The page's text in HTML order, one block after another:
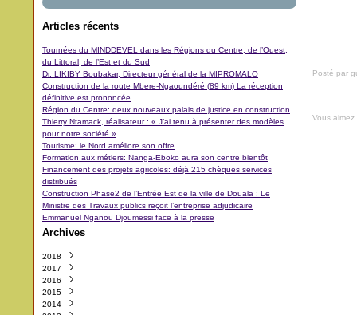
Articles récents
Tournées du MINDDEVEL dans les Régions du Centre, de l’Ouest,
du Littoral, de l’Est et du Sud
Dr. LIKIBY Boubakar, Directeur général de la MIPROMALO
Construction de la route Mbere-Ngaoundéré (89 km) La réception
définitive est prononcée
Région du Centre: deux nouveaux palais de justice en construction
Thierry Ntamack, réalisateur : « J’ai tenu à présenter des modèles
pour notre société »
Tourisme: le Nord améliore son offre
Formation aux métiers: Nanga-Eboko aura son centre bientôt
Financement des projets agricoles: déjà 215 chèques services
distribués
Construction Phase2 de l’Entrée Est de la ville de Douala : Le
Ministre des Travaux publics reçoit l’entreprise adjudicaire
Emmanuel Nganou Djoumessi face à la presse
Archives
2018
Octobre
Septembre
Août
Juillet
2017
Décembre
Novembre
Octobre
2016
Décembre
Novembre
2015
Décembre
2014
Posté par
Vous aimez